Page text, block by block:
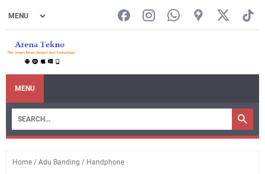
MENU
Home / Adu Banding / Handphone